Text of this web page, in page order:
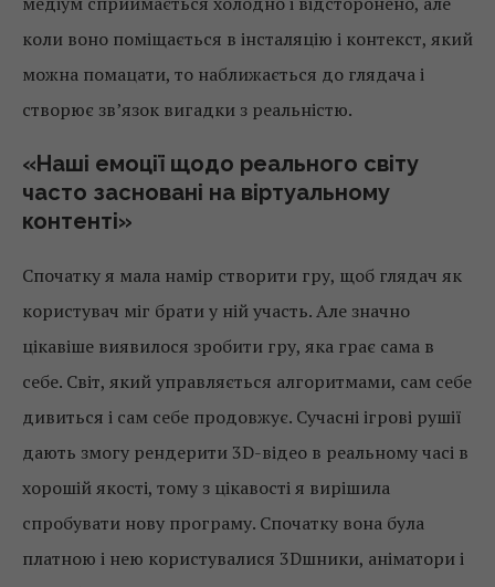
коли воно поміщається в інсталяцію і контекст, який
можна помацати, то наближається до глядача і
створює зв’язок вигадки з реальністю.
«Наші емоції щодо реального світу
часто засновані на віртуальному
контенті»
Спочатку я мала намір створити гру, щоб глядач як
користувач міг брати у ній участь. Але значно
цікавіше виявилося зробити гру, яка грає сама в
себе. Світ, який управляється алгоритмами, сам себе
дивиться і сам себе продовжує. Сучасні ігрові рушії
дають змогу рендерити 3D-відео в реальному часі в
хорошій якості, тому з цікавості я вирішила
спробувати нову програму. Спочатку вона була
платною і нею користувалися 3Dшники, аніматори і